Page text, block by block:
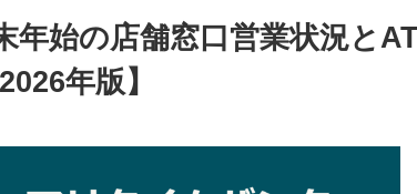
年始の店舗窓口営業状況と
年版】